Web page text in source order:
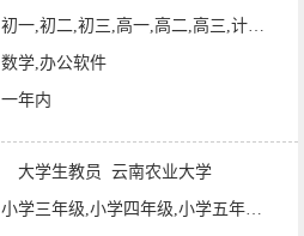
初一,初二,初三,高一,高二,高三,计算机技术
数学,办公软件
一年内
大学生教员 云南农业大学
小学三年级,小学四年级,小学五年级,小学六年级,初一,初二,初三,高一,高二,大学课程,计算机技术